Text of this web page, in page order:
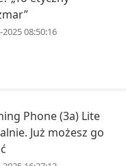
2025 08:50:16
Phone (3a) Lite
Już możesz go